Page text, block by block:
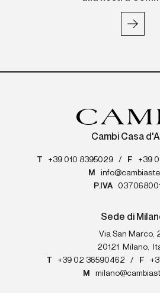
Cambi Casa
T +39 010 8395029 / F
+39
M
P.IVA
Sede di
Via San Marco,
20121
Milano
T
+39 02 36590462 / F
M